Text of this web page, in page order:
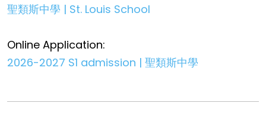
聖類斯中學 | St. Louis School
Online Application:
2026-2027 S1 admission | 聖類斯中學